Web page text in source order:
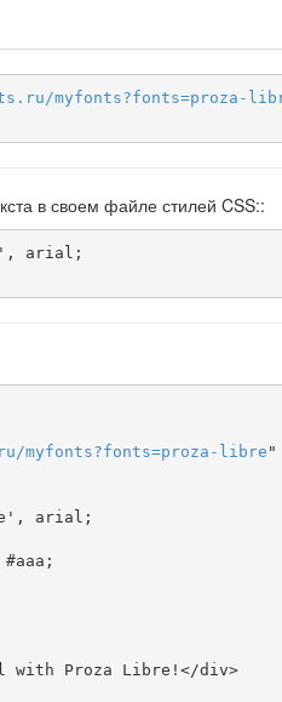
. ru /myfonts?fonts=proza-
в своем файле стилей CSS::
ru /myfonts?fonts=proza-libre "
arial;